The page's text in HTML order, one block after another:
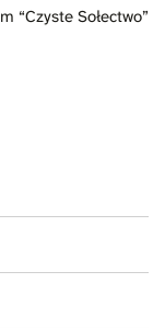
“Czyste Sołectwo”